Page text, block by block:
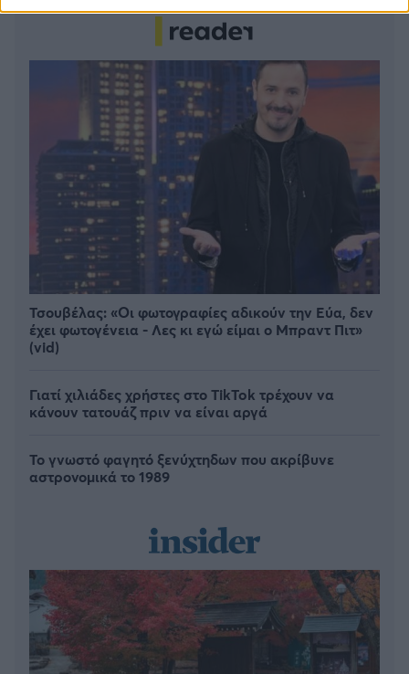
Τσουβέλας: «Οι φωτογραφίες αδικούν την Εύα, δεν
έχει φωτογένεια - Λες κι εγώ είμαι ο Μπραντ Πιτ»
(vid)
Γιατί χιλιάδες χρήστες στο TikTok τρέχουν να
κάνουν τατουάζ πριν να είναι αργά
Το γνωστό φαγητό ξενύχτηδων που ακρίβυνε
αστρονομικά το 1989